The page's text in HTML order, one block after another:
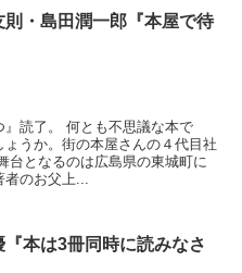
則・島田潤一郎『本屋で待
読了。 何とも不思議な本で
うか。街の本屋さんの４代目社
台となるのは広島県の東城町に
者のお父上...
『本は3冊同時に読みなさ